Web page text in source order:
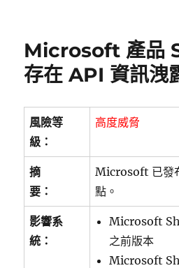
Microsoft 產品
存在 API 資訊洩
風險等
級：
高度威脅
摘
要：
Microsoft 已發
點。
影響系
統：
Microsoft
之前版本
Microsoft